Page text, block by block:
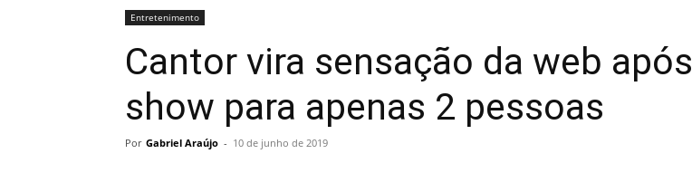
Entretenimento
Cantor vira sensação da web após
show para apenas 2 pessoas
Por Gabriel Araújo - 10 de junho de 2019